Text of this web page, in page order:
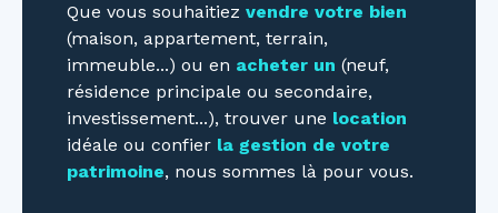
Que vous souhaitiez vendre votre bien
(maison, appartement, terrain,
immeuble...) ou en acheter un (neuf,
résidence principale ou secondaire,
investissement...), trouver une location
idéale ou confier la gestion de votre
patrimoine, nous sommes là pour vous.